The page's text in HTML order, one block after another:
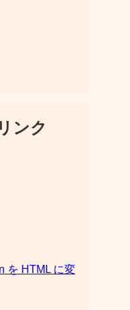
ンク
を HTML に変